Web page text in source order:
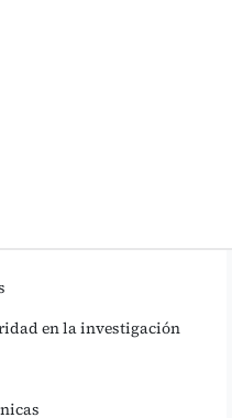
en la investigación